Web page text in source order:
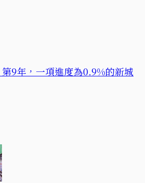
9年，一項進度為0.9%的新城